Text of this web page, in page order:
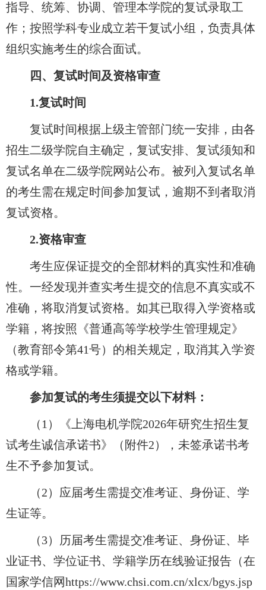
指导、统筹、协调、管理本学院的复试录取工
作；按照学科专业成立若干复试小组，负责具体
组织实施考生的综合面试。
四、复试时间及资格审查
1.复试时间
复试时间根据上级主管部门统一安排，由各
招生二级学院自主确定，复试安排、复试须知和
复试名单在二级学院网站公布。被列入复试名单
的考生需在规定时间参加复试，逾期不到者取消
复试资格。
2.资格审查
考生应保证提交的全部材料的真实性和准确
性。一经发现并查实考生提交的信息不真实或不
准确，将取消复试资格。如其已取得入学资格或
学籍，将按照《普通高等学校学生管理规定》
（教育部令第41号）的相关规定，取消其入学资
格或学籍。
参加复试的考生须提交以下材料：
（1）《上海电机学院2026年研究生招生复
试考生诚信承诺书》（附件2），未签承诺书考
生不予参加复试。
（2）应届考生需提交准考证、身份证、学
生证等。
（3）历届考生需提交准考证、身份证、毕
业证书、学位证书、学籍学历在线验证报告（在
国家学信网https://www.chsi.com.cn/xlcx/bgys.jsp